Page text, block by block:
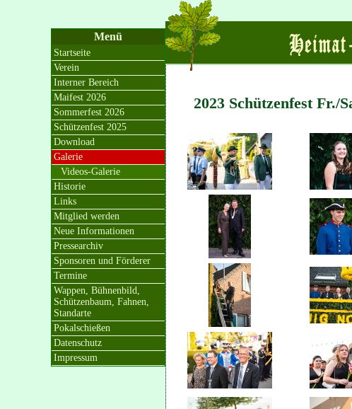
2023 Schützenfest Fr./
Menü
Startseite
Verein
Interner Bereich
Maifest 2026
Sommerfest 2026
Schützenfest 2025
Download
Galerie
Videos-Galerie
Historie
Links
Mitglied werden
Neue Informationen
Pressearchiv
Sponsoren und Förderer
Termine
Wappen, Bühnenbild,
Schützenbaum, Fahnen,
Standarte
Pokalschießen
Datenschutz
Impressum